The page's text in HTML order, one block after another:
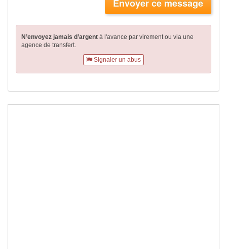
Envoyer ce message
N’envoyez jamais d’argent à l'avance par virementou via une
agence de transfert.
Signaler un abus